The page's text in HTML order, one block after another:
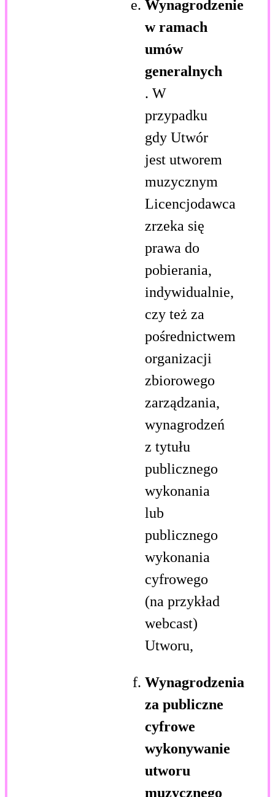
Wynagrodzenie
w ramach
umów
generalnych
. W
przypadku
gdy Utwór
jest utworem
muzycznym
Licencjodawca
zrzeka się
prawa do
pobierania,
indywidualnie,
czy też za
pośrednictwem
organizacji
zbiorowego
zarządzania,
wynagrodzeń
z tytułu
publicznego
wykonania
lub
publicznego
wykonania
cyfrowego
(na przykład
webcast)
Utworu,
Wynagrodzenia
za publiczne
cyfrowe
wykonywanie
utworu
muzycznego